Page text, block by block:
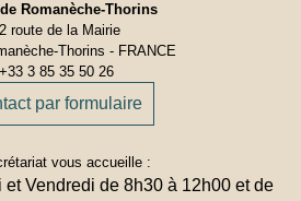
Romanèche-Thorins
route de la Mairie
Thorins - FRANCE
+33 3 85 35 50 26
par formulaire
vous accueille :
et Vendredi de 8h30 à 12h00 et de